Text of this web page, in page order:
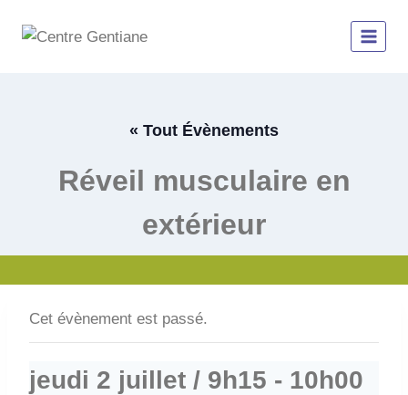
« Tout Évènements
Réveil musculaire en
extérieur
Cet évènement est passé.
jeudi 2 juillet / 9h15 - 10h00